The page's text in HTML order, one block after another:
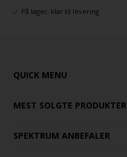
På lager, klar til levering
QUICK MENU
MEST SOLGTE PRODUKTER
SPEKTRUM ANBEFALER